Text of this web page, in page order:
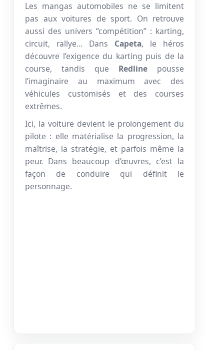
Les mangas automobiles ne se limitent
pas aux voitures de sport. On retrouve
aussi des univers “compétition” : karting,
circuit, rallye… Dans Capeta, le héros
découvre l’exigence du karting puis de la
course, tandis que Redline pousse
l’imaginaire au maximum avec des
véhicules customisés et des courses
extrêmes.
Ici, la voiture devient le prolongement du
pilote : elle matérialise la progression, la
maîtrise, la stratégie, et parfois même la
peur. Dans beaucoup d’œuvres, c’est la
façon de conduire qui définit le
personnage.